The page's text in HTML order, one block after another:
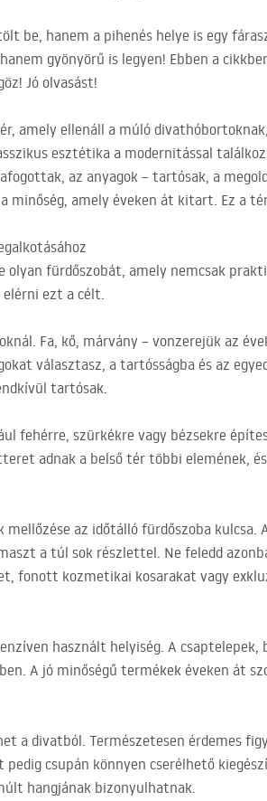
be, hanem a pihenés helye is egy
gyönyörű is legyen! Ebben a
Jó olvasást!
amely ellenáll a múló
esztétika a modernitással
az anyagok – tartósak, a
minőség, amely éveken át kitart. Ez a
fürdőszobát, amely nemcsak
ezt a célt.
Fa, kő, márvány – vonzerejük az
választasz, a tartósságba és az
tartósak.
fehérre, szürkékre vagy bézsekre
adnak a belső tér többi elemének,
mellőzése az időtálló fürdőszoba
a túl sok részlettel. Ne feledd
fonott kozmetikai kosarakat vagy
használt helyiség. A csaptelepek,
A jó minőségű termékek éveken át
a divatból. Természetesen érdemes
csupán könnyen cserélhető
hangjának bizonyulhatnak.